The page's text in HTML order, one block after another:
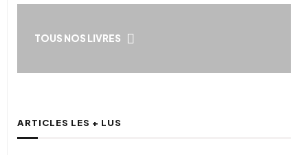
TOUS NOS LIVRES
ARTICLES LES + LUS